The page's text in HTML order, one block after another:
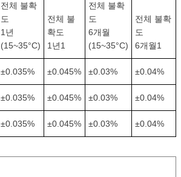
전체 불확
도
1년
(15~35°C)
전체 불
확도
1년1
전체 불확
도
6개월
(15~35°C)
전체 불확
도
6개월1
±0.035% ±0.045% ±0.03% ±0.04%
±0.035% ±0.045% ±0.03% ±0.04%
±0.035% ±0.045% ±0.03% ±0.04%